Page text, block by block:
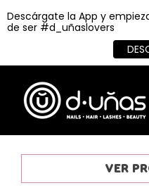
content
VER
Descárgate la App y
de ser #d_uñaslovers